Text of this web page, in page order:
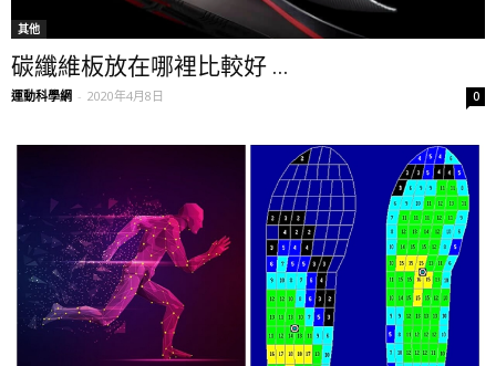
其他
碳纖維板放在哪裡比較好 ...
運動科學網 - 2020年4月8日 0